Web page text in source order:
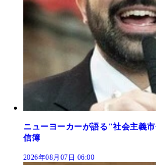
ニューヨーカーが語る"社会主義
信簿
2026年08月07日 06:00